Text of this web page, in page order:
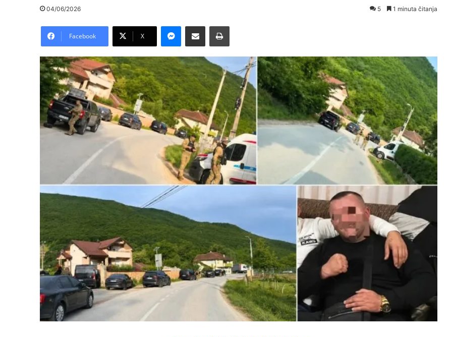
04/06/2026 5 1 minuta čitanja
Facebook X
Messenger
Pošalji preko E-Maila Printaj